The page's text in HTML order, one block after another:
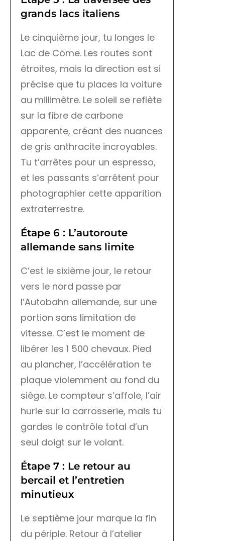
grands lacs italiens
Le cinquième jour, tu longes le
Lac de Côme. Les routes sont
étroites, mais la direction est si
précise que tu places la voiture
au millimètre. Le soleil se reflète
sur la fibre de carbone
apparente, créant des nuances
de gris anthracite incroyables.
Tu t’arrêtes pour un espresso,
et les passants s’arrêtent pour
photographier cette apparition
extraterrestre.
Étape 6 : L’autoroute
allemande sans limite
C’est le sixième jour, le retour
vers le nord passe par
l’Autobahn allemande, sur une
portion sans limitation de
vitesse. C’est le moment de
libérer les 1 500 chevaux. Pied
au plancher, l’accélération te
plaque violemment au fond du
siège. Le compteur s’affole, l’air
hurle sur la carrosserie, mais tu
gardes le contrôle total d’un
seul doigt sur le volant.
Étape 7 : Le retour au
bercail et l’entretien
minutieux
Le septième jour marque la fin
du périple. Retour à l’atelier